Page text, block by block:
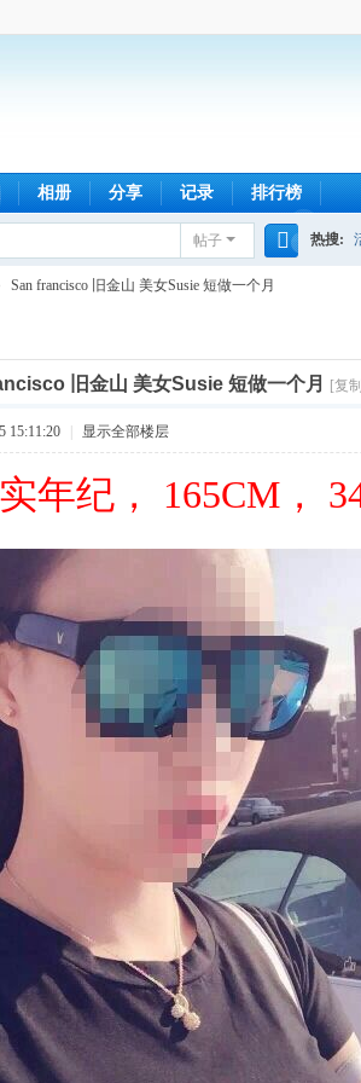
相册 分享 记录 排行榜
帖子 热搜:
San francisco 旧金山 美女Susie 短做一个月
旧金山 美女Susie 短做一个月 [复
15:11:20 显示全部楼层
年纪， 165CM，